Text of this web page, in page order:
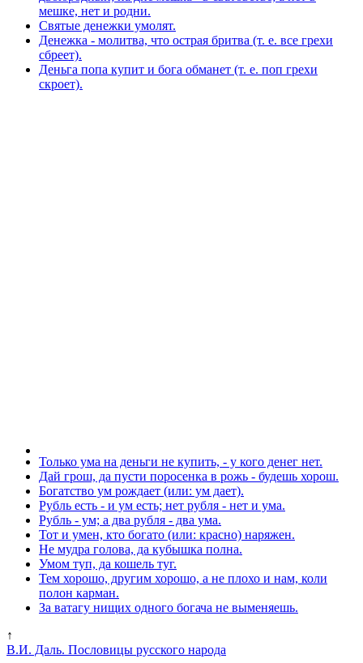
мешке, нет и родни.
Святые денежки умолят.
Денежка - молитва, что острая бритва (т. е. все грехи
сбреет).
Деньга попа купит и бога обманет (т. е. поп грехи
скроет).
Только ума на деньги не купить, - у кого денег нет.
Дай грош, да пусти поросенка в рожь - будешь хорош.
Богатство ум рождает (или: ум дает).
Рубль есть - и ум есть; нет рубля - нет и ума.
Рубль - ум; а два рубля - два ума.
Тот и умен, кто богато (или: красно) наряжен.
Не мудра голова, да кубышка полна.
Умом туп, да кошель туг.
Тем хорошо, другим хорошо, а не плохо и нам, коли
полон карман.
За ватагу нищих одного богача не выменяешь.
↑
В.И. Даль. Пословицы русского народа